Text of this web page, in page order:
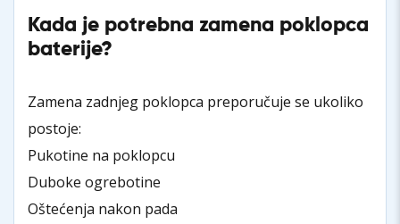
Kada je potrebna zamena poklopca
baterije?
Zamena zadnjeg poklopca preporučuje se ukoliko
postoje:
Pukotine na poklopcu
Duboke ogrebotine
Oštećenja nakon pada